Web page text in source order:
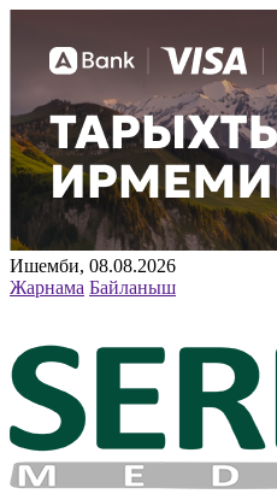
Ишемби, 08.08.2026
Жарнама Байланыш